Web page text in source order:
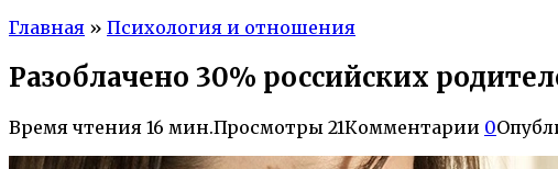
Главная » Психология и отношения
Разоблачено 30% российских
Время чтения 16 мин.Просмотры 21Комментарии 0